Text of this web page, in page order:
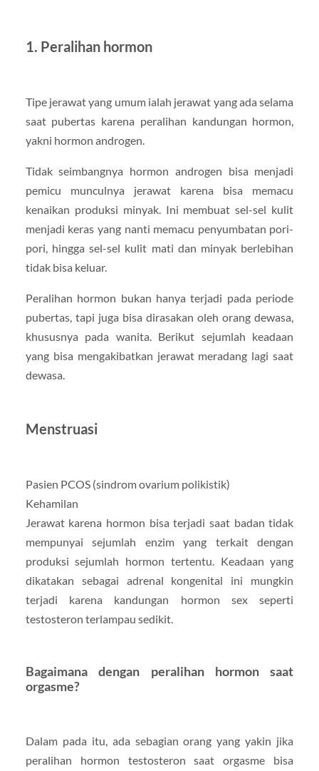
1. Peralihan hormon
Tipe jerawat yang umum ialah jerawat yang ada selama
saat pubertas karena peralihan kandungan hormon,
yakni hormon androgen.
Tidak seimbangnya hormon androgen bisa menjadi
pemicu munculnya jerawat karena bisa memacu
kenaikan produksi minyak. Ini membuat sel-sel kulit
menjadi keras yang nanti memacu penyumbatan pori-
pori, hingga sel-sel kulit mati dan minyak berlebihan
tidak bisa keluar.
Peralihan hormon bukan hanya terjadi pada periode
pubertas, tapi juga bisa dirasakan oleh orang dewasa,
khususnya pada wanita. Berikut sejumlah keadaan
yang bisa mengakibatkan jerawat meradang lagi saat
dewasa.
Menstruasi
Pasien PCOS (sindrom ovarium polikistik)
Kehamilan
Jerawat karena hormon bisa terjadi saat badan tidak
mempunyai sejumlah enzim yang terkait dengan
produksi sejumlah hormon tertentu. Keadaan yang
dikatakan sebagai adrenal kongenital ini mungkin
terjadi karena kandungan hormon sex seperti
testosteron terlampau sedikit.
Bagaimana dengan peralihan hormon saat
orgasme?
Dalam pada itu, ada sebagian orang yang yakin jika
peralihan hormon testosteron saat orgasme bisa